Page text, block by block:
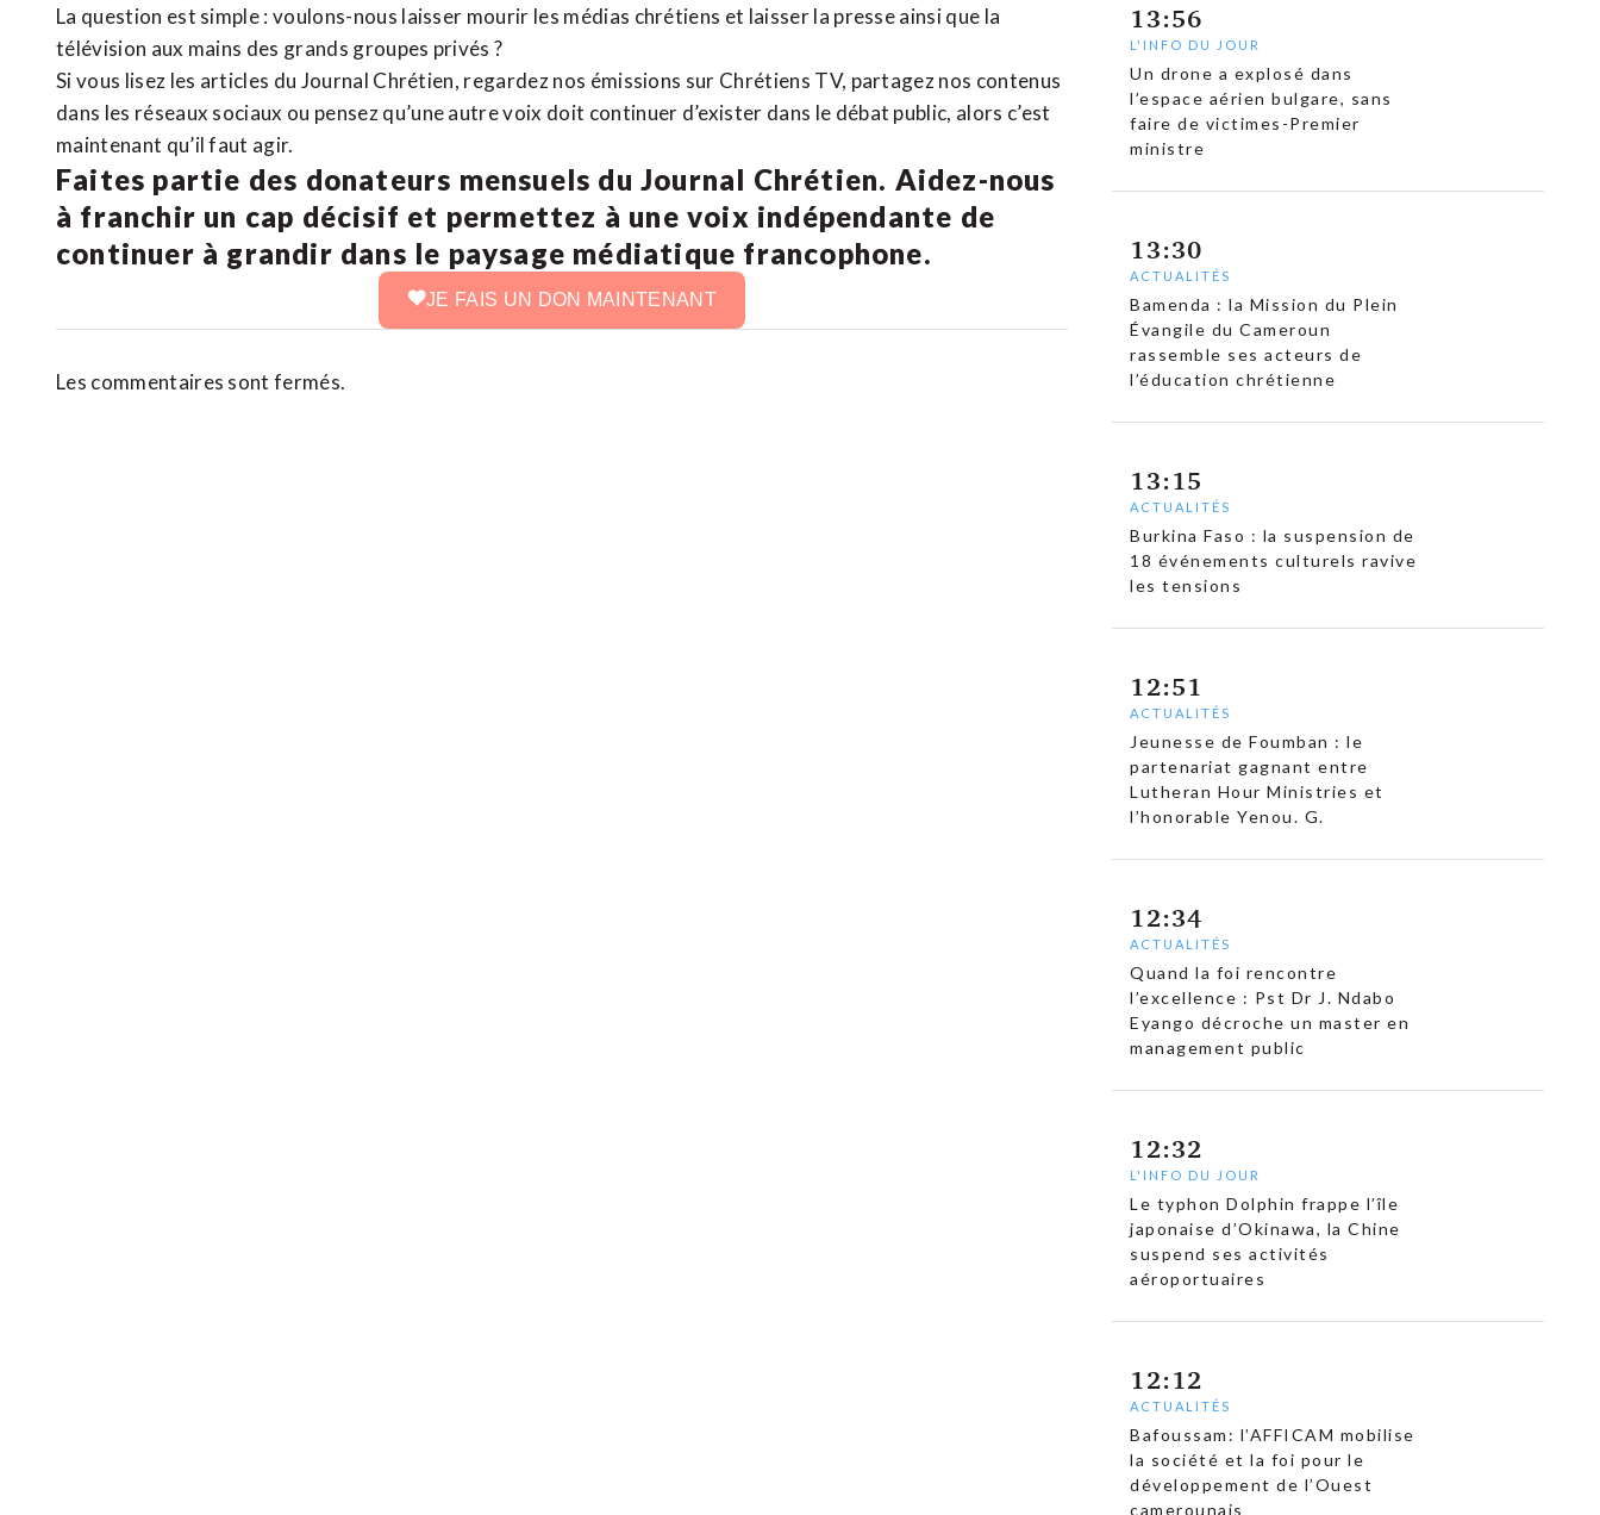
La question est simple : voulons-nous laisser mourir les médias chrétiens et laisser la presse ainsi que la
télévision aux mains des grands groupes privés ?
Si vous lisez les articles du Journal Chrétien, regardez nos émissions sur Chrétiens TV, partagez nos contenus
dans les réseaux sociaux ou pensez qu’une autre voix doit continuer d’exister dans le débat public, alors c’est
maintenant qu’il faut agir.
Faites partie des donateurs mensuels du Journal Chrétien. Aidez-nous
à franchir un cap décisif et permettez à une voix indépendante de
continuer à grandir dans le paysage médiatique francophone.
JE FAIS UN DON MAINTENANT
Les commentaires sont fermés.
13:56
L'INFO DU JOUR
Un drone a explosé dans
l’espace aérien bulgare, sans
faire de victimes-Premier
ministre
13:30
ACTUALITÉS
Bamenda : la Mission du Plein
Évangile du Cameroun
rassemble ses acteurs de
l’éducation chrétienne
13:15
ACTUALITÉS
Burkina Faso : la suspension de
18 événements culturels ravive
les tensions
12:51
ACTUALITÉS
Jeunesse de Foumban : le
partenariat gagnant entre
Lutheran Hour Ministries et
l’honorable Yenou. G.
12:34
ACTUALITÉS
Quand la foi rencontre
l’excellence : Pst Dr J. Ndabo
Eyango décroche un master en
management public
12:32
L'INFO DU JOUR
Le typhon Dolphin frappe l’île
japonaise d’Okinawa, la Chine
suspend ses activités
aéroportuaires
12:12
ACTUALITÉS
Bafoussam: l’AFFICAM mobilise
la société et la foi pour le
développement de l’Ouest
camerounais